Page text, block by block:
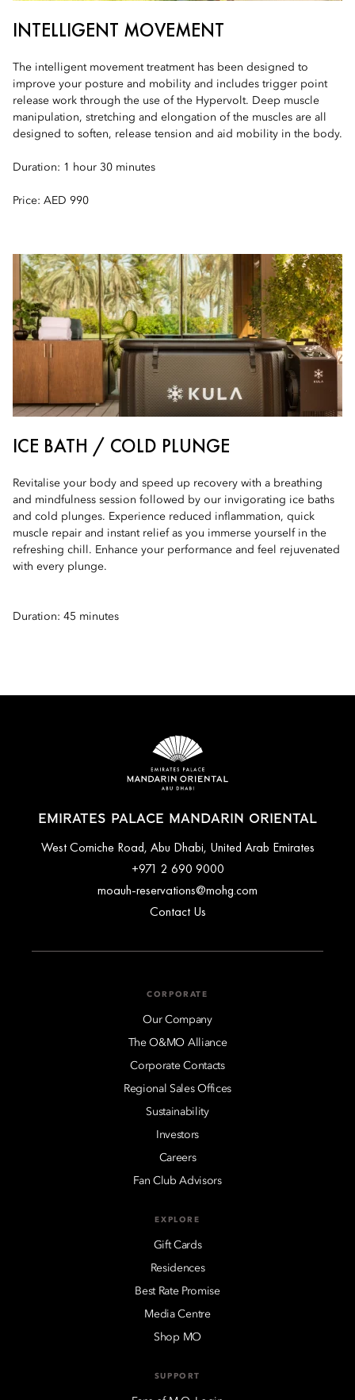
INTELLIGENT MOVEMENT
The intelligent movement treatment has been designed to
improve your posture and mobility and includes trigger point
release work through the use of the Hypervolt. Deep muscle
manipulation, stretching and elongation of the muscles are all
designed to soften, release tension and aid mobility in the body.
Duration: 1 hour 30 minutes
Price: AED 990
ICE BATH / COLD PLUNGE
Revitalise your body and speed up recovery with a breathing
and mindfulness session followed by our invigorating ice baths
and cold plunges. Experience reduced inflammation, quick
muscle repair and instant relief as you immerse yourself in the
refreshing chill. Enhance your performance and feel rejuvenated
with every plunge.
Duration: 45 minutes
EMIRATES PALACE MANDARIN ORIENTAL
West Corniche Road, Abu Dhabi, United Arab Emirates
+971 2 690 9000
moauh-reservations@mohg.com
Contact Us
CORPORATE
Our Company
The O&MO Alliance
Corporate Contacts
Regional Sales Offices
Sustainability
Investors
Careers
Fan Club Advisors
EXPLORE
Gift Cards
Residences
Best Rate Promise
Media Centre
Shop MO
SUPPORT